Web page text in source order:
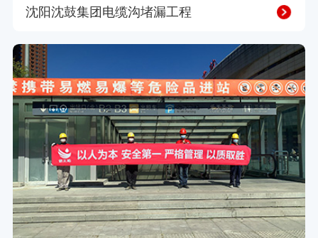
沈阳沈鼓集团电缆沟堵漏工程